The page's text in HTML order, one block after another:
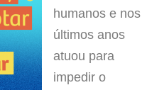
humanos e nos
últimos anos
atuou para
impedir o